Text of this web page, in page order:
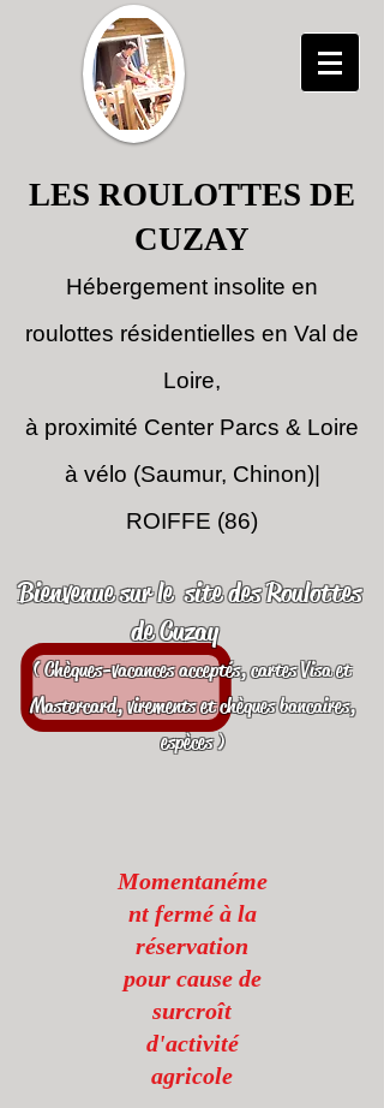
LES ROULOTTES DE
CUZAY
Hébergement insolite en
roulottes résidentielles en Val de
Loire,
à proximité Center Parcs & Loire
à vélo (Saumur, Chinon)|
ROIFFE (86)
Bienvenue sur le site des Roulottes
de Cuzay
( Chèques-vacances acceptés, cartes Visa et
Mastercard, virements et chèques bancaires,
espèces )
Momentanéme
nt fermé à la
réservation
pour cause de
surcroît
d'activité
agricole